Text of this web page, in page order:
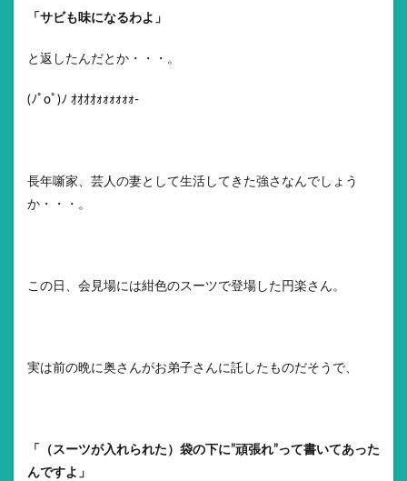
「サビも味になるわよ」
と返したんだとか・・・。
(ﾉﾟοﾟ)ﾉ ｵｵｵｵｫｫｫｫｫｫ-
長年噺家、芸人の妻として生活してきた強さなんでしょう
か・・・。
この日、会見場には紺色のスーツで登場した円楽さん。
実は前の晩に奥さんがお弟子さんに託したものだそうで、
「（スーツが入れられた）袋の下に”頑張れ”って書いてあった
んですよ」